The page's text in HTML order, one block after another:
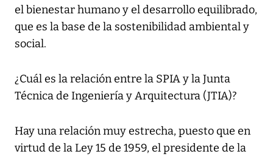
el bienestar humano y el desarrollo equilibrado,
que es la base de la sostenibilidad ambiental y
social.
¿Cuál es la relación entre la SPIA y la Junta
Técnica de Ingeniería y Arquitectura (JTIA)?
Hay una relación muy estrecha, puesto que en
virtud de la Ley 15 de 1959, el presidente de la